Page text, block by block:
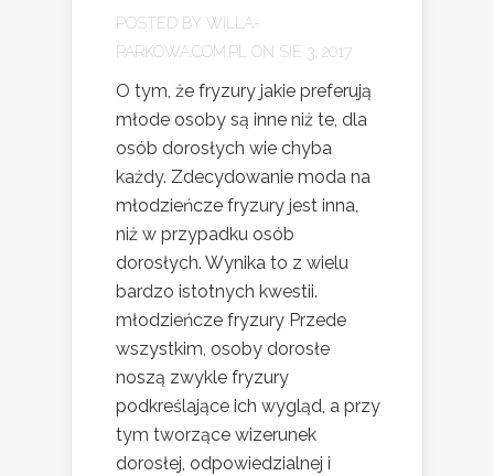
POSTED BY WILLA-
PARKOWA.COM.PL
ON SIE 3, 2017
O tym, że fryzury jakie preferują
młode osoby są inne niż te, dla
osób dorosłych wie chyba
każdy. Zdecydowanie moda na
młodzieńcze fryzury jest inna,
niż w przypadku osób
dorosłych. Wynika to z wielu
bardzo istotnych kwestii.
młodzieńcze fryzury Przede
wszystkim, osoby dorosłe
noszą zwykle fryzury
podkreślające ich wygląd, a przy
tym tworzące wizerunek
dorosłej, odpowiedzialnej i